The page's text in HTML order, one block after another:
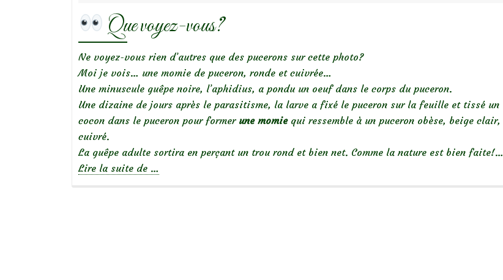
Que voyez-vous?
Ne voyez-vous rien d’autres que des pucerons sur cette photo?
Moi je vois… une momie de puceron, ronde et cuivrée…
Une minuscule guêpe noire, l’aphidius, a pondu un oeuf dans le corps du puceron.
Une dizaine de jours après le parasitisme, la larve a fixé le puceron sur la feuille et tissé un
cocon dans le puceron pour former une momie qui ressemble à un puceron obèse, beige clair,
cuivré.
La guêpe adulte sortira en perçant un trou rond et bien net. Comme la nature est bien faite!…
Lire la suite de à
…